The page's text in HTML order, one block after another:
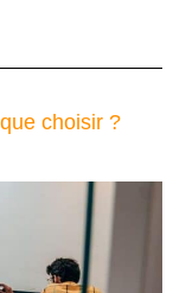
choisir ?